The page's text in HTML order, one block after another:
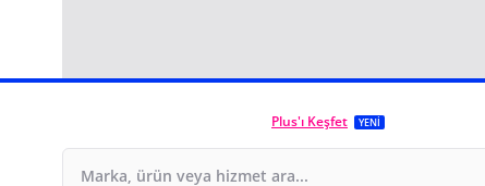
Plus'ı Keşfet YENİ